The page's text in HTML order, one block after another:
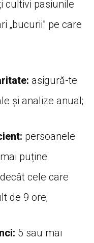
cultivi pasiunile
„bucurii” pe care
asigură-te
și analize anual;
persoanele
puține
cele care
de 9 ore;
5 sau mai